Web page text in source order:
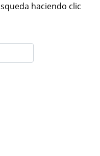
haciendo clic